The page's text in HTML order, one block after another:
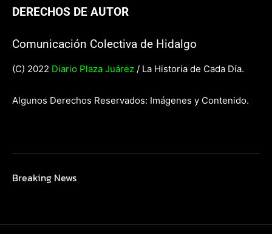
DERECHOS DE AUTOR
Comunicación Colectiva de Hidalgo
(C) 2022 Diario Plaza Juárez / La Historia de Cada Día.
Algunos Derechos Reservados: Imágenes y Contenido.
Breaking News